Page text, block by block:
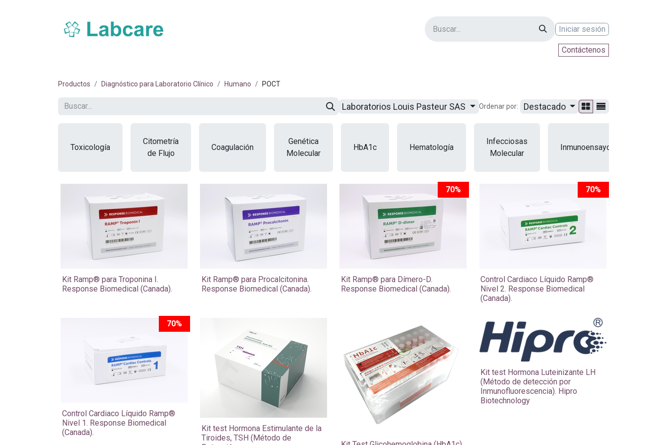
Iniciar sesión
Contáctenos
Productos Diagnóstico para Laboratorio Clínico Humano POCT
Laboratorios Louis Pasteur SAS Ordenar por: Destacado
Toxicología
Citometría
de Flujo
Coagulación
Genética
Molecular
HbA1c Hematología
Infecciosas
Molecular
Inmunoensayo
Kit Ramp® para Troponina I.
Response Biomedical (Canada).
Kit Ramp® para Procalcitonina.
Response Biomedical (Canada).
Kit Ramp® para Dímero-D.
Response Biomedical (Canada).
70%
Control Cardiaco Líquido Ramp®
Nivel 2. Response Biomedical
(Canada).
70%
Control Cardiaco Líquido Ramp®
Nivel 1. Response Biomedical
(Canada).
70%
Kit test Hormona Estimulante de la
Tiroides, TSH (Método de
Kit test Hormona Luteinizante LH
(Método de detección por
Inmunofluorescencia). Hipro
Biotechnology